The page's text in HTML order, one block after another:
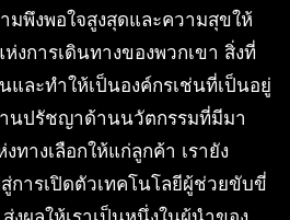
มพึงพอใจสูงสุดและความสุขให้
งการเดินทางของพวกเขา สิ่งที่
และทำให้เป็นองค์กรเช่นที่เป็นอยู่
นปรัชญาด้านนวัตกรรมที่มีมา
ทางเลือกให้แก่ลูกค้า เรายัง
การเปิดตัวเทคโนโลยีผู้ช่วยขับขี่